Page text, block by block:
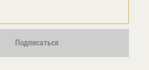
Подписаться